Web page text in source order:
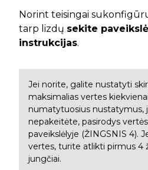
Norint teisingai
tarp lizdų sekite
instrukcijas.
Jei norite, galite nustatyti
maksimalias vertes
numatytuosius nustatymus,
nepakeitėte, pasirodys
paveikslėlyje (ŽINGSNIS 4).
vertes, turite atlikti pirmus 4
jungčiai.